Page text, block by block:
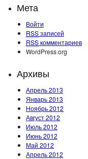
Мета
Войти
RSSзаписей
RSSкомментариев
WordPress.org
Архивы
Апрель 2013
Январь 2013
Ноябрь 2012
Август 2012
Июль 2012
Июнь 2012
Май 2012
Апрель 2012